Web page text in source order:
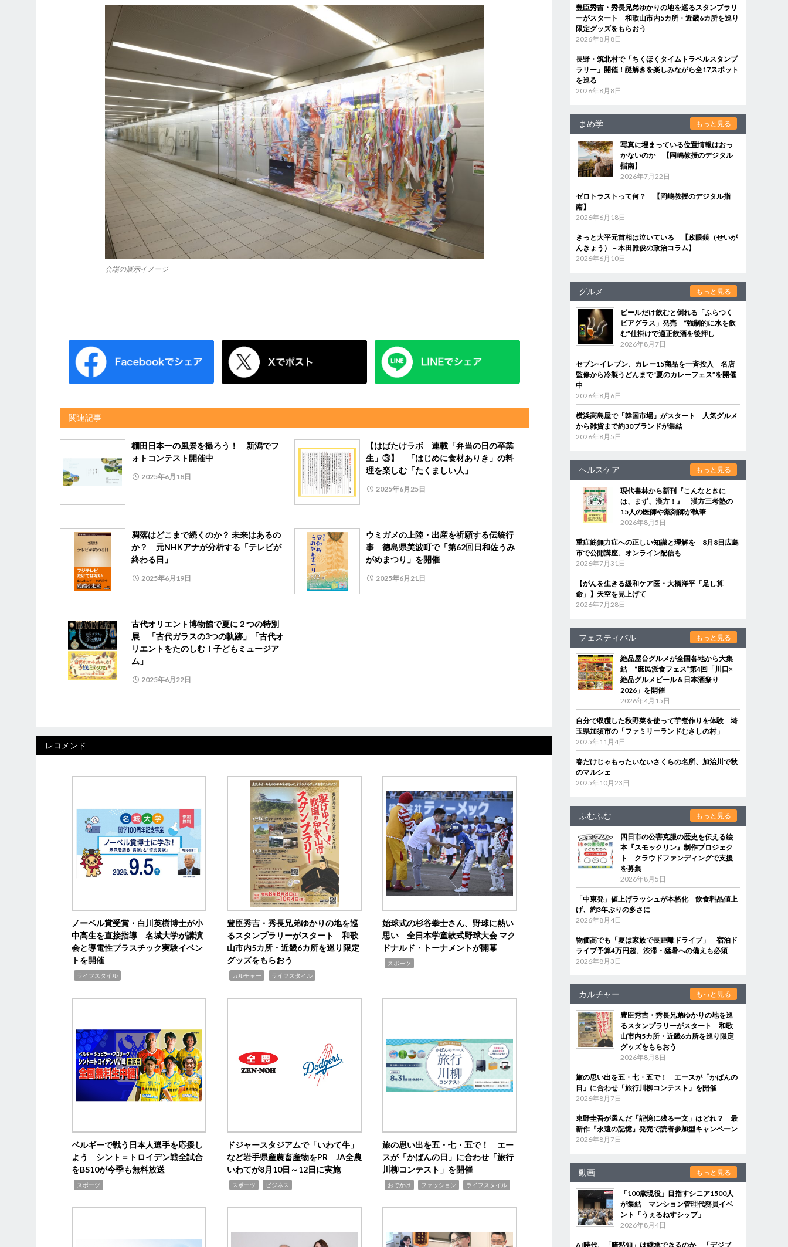
会場の展示イメージ
関連記事
棚田日本一の風景を撮ろう！ 新潟でフ
ォトコンテスト開催中
2025年6月18日
【はばたけラボ 連載「弁当の日の卒業
生」③】 「はじめに食材ありき」の料
理を楽しむ「たくましい人」
2025年6月25日
凋落はどこまで続くのか？ 未来はあるの
か？ 元NHKアナが分析する「テレビが
終わる日」
2025年6月19日
ウミガメの上陸・出産を祈願する伝統行
事 徳島県美波町で「第62回日和佐うみ
がめまつり」を開催
2025年6月21日
古代オリエント博物館で夏に２つの特別
展 「古代ガラスの3つの軌跡」「古代オ
リエントをたのしむ！子どもミュージア
ム」
2025年6月22日
レコメンド
ノーベル賞受賞・白川英樹博士が小
中高生を直接指導 名城大学が講演
会と導電性プラスチック実験イベン
トを開催
ライフスタイル
豊臣秀吉・秀長兄弟ゆかりの地を巡
るスタンプラリーがスタート 和歌
山市内5カ所・近畿6カ所を巡り限定
グッズをもらおう
カルチャー ライフスタイル
始球式の杉谷拳士さん、野球に熱い
思い 全日本学童軟式野球大会 マク
ドナルド・トーナメントが開幕
スポーツ
ベルギーで戦う日本人選手を応援し
よう シント＝トロイデン戦全試合
をBS10が今季も無料放送
スポーツ
ドジャースタジアムで「いわて牛」
など岩手県産農畜産物をPR JA全農
いわてが8月10日～12日に実施
スポーツ ビジネス
旅の思い出を五・七・五で！ エー
スが「かばんの日」に合わせ「旅行
川柳コンテスト」を開催
おでかけ ファッション ライフスタイル
豊臣秀吉・秀長兄弟ゆかりの地を巡るスタンプラリ
ーがスタート 和歌山市内5カ所・近畿6カ所を巡り
限定グッズをもらおう
2026年8月8日
長野・筑北村で「ちくほくタイムトラベルスタンプ
ラリー」開催！謎解きを楽しみながら全17スポット
を巡る
2026年8月8日
まめ学 もっと見る
写真に埋まっている位置情報はおっ
かないのか 【岡嶋教授のデジタル
指南】
2026年7月22日
ゼロトラストって何？ 【岡嶋教授のデジタル指
南】
2026年6月18日
きっと大平元首相は泣いている 【政眼鏡（せいが
んきょう）－本田雅俊の政治コラム】
2026年6月10日
グルメ もっと見る
ビールだけ飲むと倒れる「ふらつく
ビアグラス」発売 “強制的に水を飲
む”仕掛けで適正飲酒を後押し
2026年8月7日
セブン‐イレブン、カレー15商品を一斉投入 名店
監修から冷製うどんまで“夏のカレーフェス”を開催
中
2026年8月6日
横浜高島屋で「韓国市場」がスタート 人気グルメ
から雑貨まで約30ブランドが集結
2026年8月5日
ヘルスケア もっと見る
現代書林から新刊『こんなときに
は、まず、漢方！』 漢方三考塾の
15人の医師や薬剤師が執筆
2026年8月5日
重症筋無力症への正しい知識と理解を 8月8日広島
市で公開講座、オンライン配信も
2026年7月31日
【がんを生きる緩和ケア医・大橋洋平「足し算
命」】天空を見上げて
2026年7月28日
フェスティバル もっと見る
絶品屋台グルメが全国各地から大集
結 “庶民派食フェス”第4回「川口×
絶品グルメビール＆日本酒祭り
2026」を開催
2026年4月15日
自分で収穫した秋野菜を使って芋煮作りを体験 埼
玉県加須市の「ファミリーランドむさしの村」
2025年11月4日
春だけじゃもったいないさくらの名所、加治川で秋
のマルシェ
2025年10月23日
ふむふむ もっと見る
四日市の公害克服の歴史を伝える絵
本『スモックリン』制作プロジェク
ト クラウドファンディングで支援
を募集
2026年8月5日
「中東発」値上げラッシュが本格化 飲食料品値上
げ、約3年ぶりの多さに
2026年8月4日
物価高でも「夏は家族で長距離ドライブ」 宿泊ド
ライブ予算4万円超、渋滞・猛暑への備えも必須
2026年8月3日
カルチャー もっと見る
豊臣秀吉・秀長兄弟ゆかりの地を巡
るスタンプラリーがスタート 和歌
山市内5カ所・近畿6カ所を巡り限定
グッズをもらおう
2026年8月8日
旅の思い出を五・七・五で！ エースが「かばんの
日」に合わせ「旅行川柳コンテスト」を開催
2026年8月7日
東野圭吾が選んだ「記憶に残る一文」はどれ？ 最
新作『永遠の記憶』発売で読者参加型キャンペーン
2026年8月7日
動画 もっと見る
「100歳現役」目指すシニア1500人
が集結 マンション管理代務員イベ
ント「うぇるねすシップ」
2026年8月4日
AI時代、「暗黙知」は継承できるのか 「デジブ